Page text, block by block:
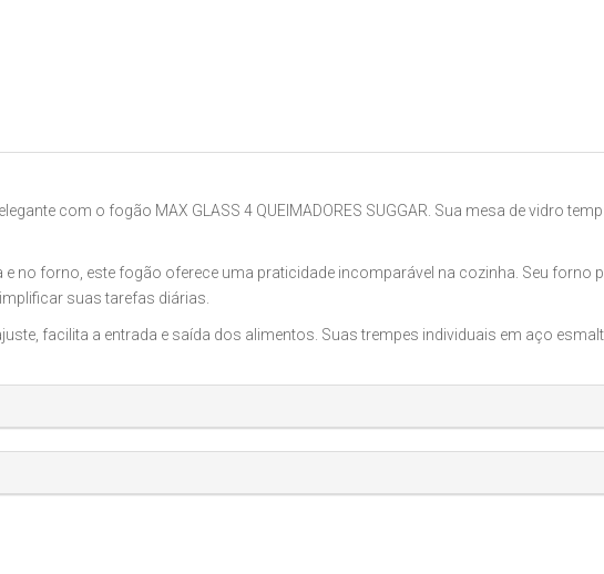
com o fogão MAX GLASS 4 QUEIMADORES SUGGAR. Sua mesa de vidro
no forno, este fogão oferece uma praticidade incomparável na cozinha. Seu forno
suas tarefas diárias.
facilita a entrada e saída dos alimentos. Suas trempes individuais em aço